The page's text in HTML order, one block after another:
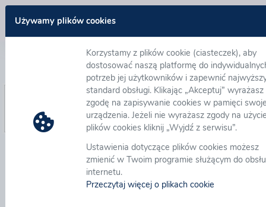
Używamy plików cookies
Korzystamy z plików cookie (ciasteczek), aby
dostosować naszą platformę do
potrzeb jej użytkowników i zapewnić
standard obsługi. Klikając „Akceptuj” wyrażasz
zgodę na zapisywanie cookies w pamięci
urządzenia. Jeżeli nie wyrażasz zgody na
plików cookies kliknij „Wyjdź z serwisu”.
Ustawienia dotyczące plików cookies możesz
zmienić w Twoim programie służącym do
internetu.
Przeczytaj więcej o plikach cookie
Nie pamiętam hasła